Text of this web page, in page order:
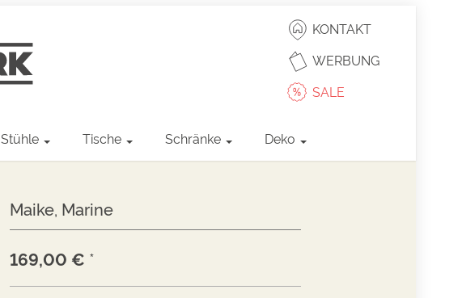
KONTAKT
WERBUNG
SALE
Stühle Tische Schränke Deko
Maike, Marine
169,00 € *